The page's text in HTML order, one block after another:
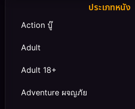
ประเภทหนัง
Action บู๊
Adult
Adult 18+
Adventure ผจญภัย